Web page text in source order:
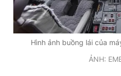
Hình ảnh buồng lái của
ẢNH: